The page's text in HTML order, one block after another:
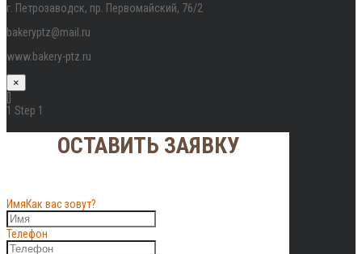
г. Петрозаводск, пр. Первомайский, 76/2
bakeryptz@mail.ru
www.bakery-ptz.ru
×
1 Step 1
ОСТАВИТЬ ЗАЯВКУ
ИмяКак вас зовут?
Телефон